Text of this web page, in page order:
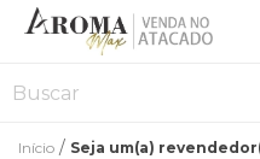
Início / Seja um(a)